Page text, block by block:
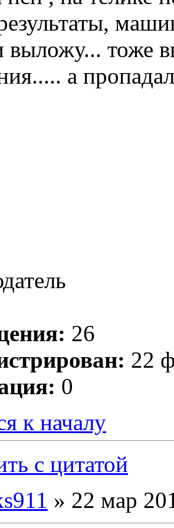
выложу... тоже
а
26
22
0
к началу
с цитатой
» 22 мар